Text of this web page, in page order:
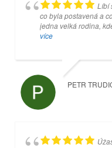
Líbí
co byla postavená a
jedna velká rodina,
života a kam rád
více
PETR
Je
dotknete šedivé
začne křičet, tak
srandu celý další týden.
více
VEVRIS96